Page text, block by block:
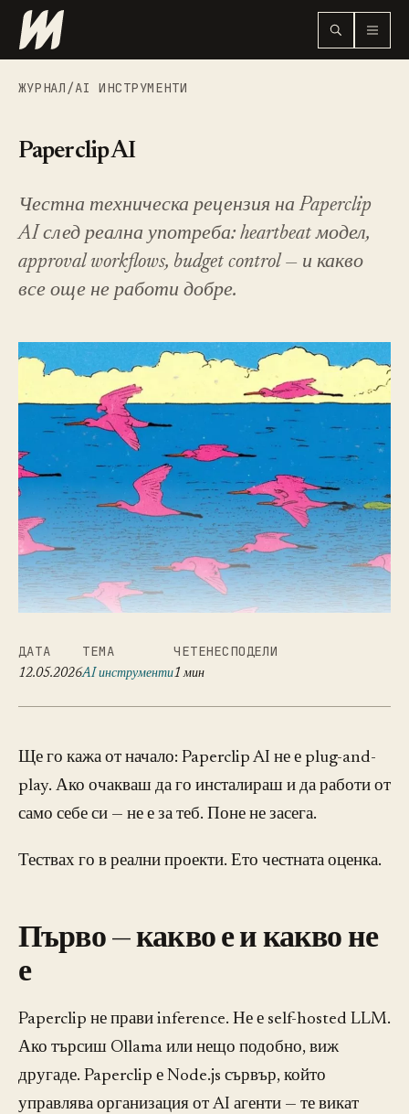
ЖУРНАЛ /AI ИНСТРУМЕНТИ
Paperclip AI
Честна техническа рецензия на Paperclip
AI след реална употреба: heartbeat модел,
approval workflows, budget control — и какво
все още не работи добре.
ДАТА
12.05.2026
ТЕМА
AI инструменти
ЧЕТЕНЕ
1 мин
СПОДЕЛИ
Ще го кажа от начало: Paperclip AI не е plug-and-
play. Ако очакваш да го инсталираш и да работи от
само себе си — не е за теб. Поне не засега.
Тествах го в реални проекти. Ето честната оценка.
Първо — какво е и какво не
е
Paperclip не прави inference. Не е self-hosted LLM.
Ако търсиш Ollama или нещо подобно, виж
другаде. Paperclip е Node.js сървър, който
управлява организация от AI агенти — те викат